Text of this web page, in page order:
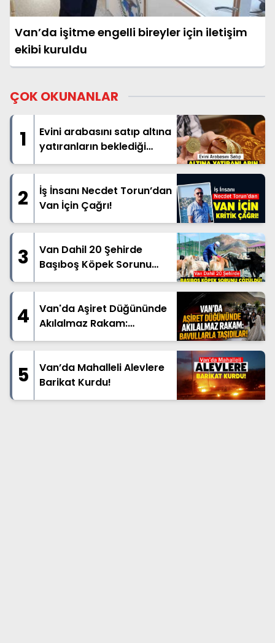
Van’da işitme engelli bireyler için iletişim
ekibi kuruldu
ÇOK OKUNANLAR
1
Evini arabasını satıp altına
yatıranların beklediği
haber geldi
2
İş İnsanı Necdet Torun’dan
Van İçin Çağrı!
3
Van Dahil 20 Şehirde
Başıboş Köpek Sorunu
Çözüldü!
4
Van'da Aşiret Düğününde
Akılalmaz Rakam:
Bavullarla Taşıdılar!
5
Van’da Mahalleli Alevlere
Barikat Kurdu!